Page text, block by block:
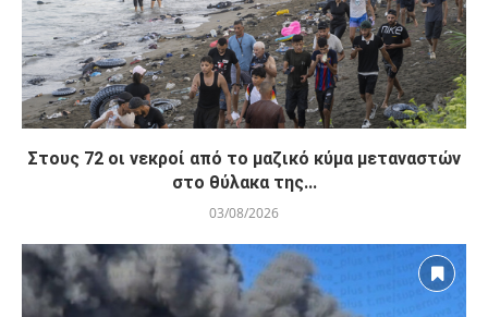
Στους 72 οι νεκροί από το μαζικό κύμα μεταναστών
στο θύλακα της...
03/08/2026